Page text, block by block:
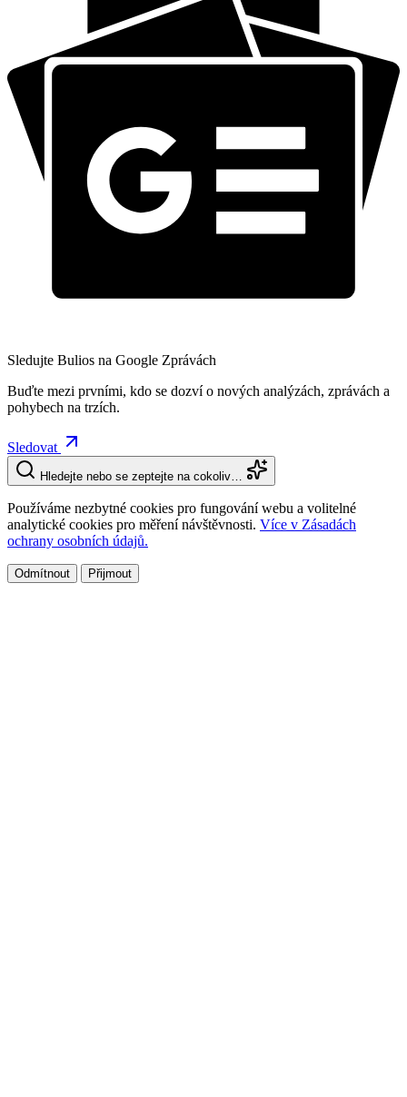
Sledujte Bulios na Google Zprávách
Buďte mezi prvními, kdo se dozví o nových analýzách, zprávách a
pohybech na trzích.
Sledovat
Hledejte nebo se zeptejte na cokoliv…
Používáme nezbytné cookies pro fungování webu a volitelné
analytické cookies pro měření návštěvnosti. Více v Zásadách
ochrany osobních údajů.
Odmítnout Přijmout